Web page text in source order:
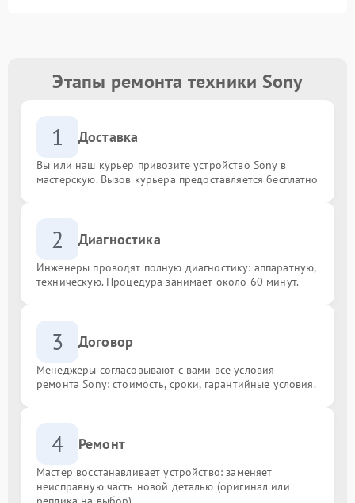
Этапы ремонта техники Sony
1 Доставка
Вы или наш курьер привозите устройство Sony в
мастерскую. Вызов курьера предоставляется бесплатно
2 Диагностика
Инженеры проводят полную диагностику: аппаратную,
техническую. Процедура занимает около 60 минут.
3 Договор
Менеджеры согласовывают с вами все условия
ремонта Sony: стоимость, сроки, гарантийные условия.
4 Ремонт
Мастер восстанавливает устройство: заменяет
неисправную часть новой деталью (оригинал или